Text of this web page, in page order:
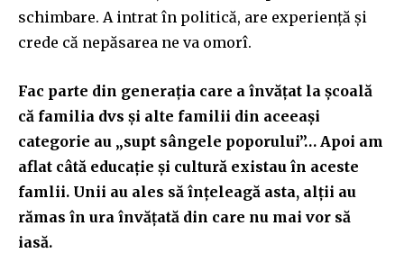
schimbare. A intrat în politică, are experiență și
crede că nepăsarea ne va omorî.
Fac parte din generația care a învățat la școală
că familia dvs și alte familii din aceeași
categorie au „supt sângele poporului”… Apoi am
aflat câtă educație și cultură existau în aceste
famlii. Unii au ales să înțeleagă asta, alții au
rămas în ura învățată din care nu mai vor să
iasă.